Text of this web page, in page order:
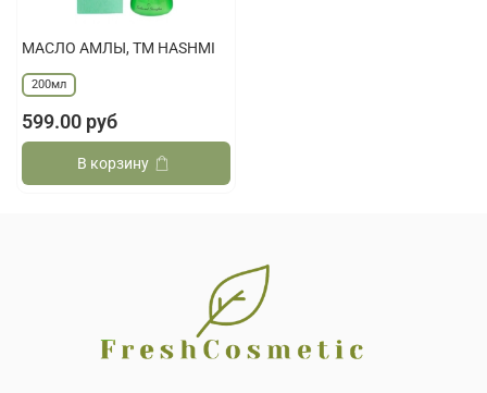
МАСЛО АМЛЫ, ТМ HASHMI
200мл
599.00 руб
В корзину